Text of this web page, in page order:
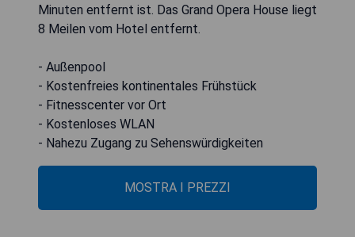
Minuten entfernt ist. Das Grand Opera House liegt
8 Meilen vom Hotel entfernt.
- Außenpool
- Kostenfreies kontinentales Frühstück
- Fitnesscenter vor Ort
- Kostenloses WLAN
- Nahezu Zugang zu Sehenswürdigkeiten
MOSTRA I PREZZI